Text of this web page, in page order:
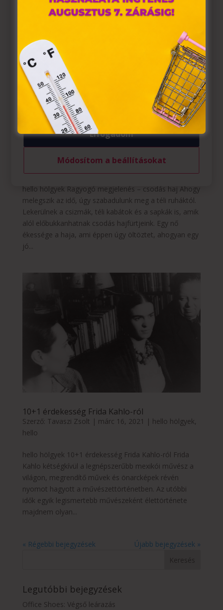
Ragyogó megjelenés – csodás haj
Tavaszi Zsolt márc 16, 2021 hello hölgyek
hello hölgyek Ragyogó megjelenés – csodás haj Ahogy
melegszik az idő, úgy szabadulunk meg a téli ruháktól.
Lekerülnek a csizmák, téli kabátok és a sapkák is, amik
alól előbukkanhatnak csodás hajfürtjeink. Egy nő
ékessége a haja, ami éppen úgy öltöztet, ahogyan egy
jó...
10+1 érdekesség Frida Kahlo-ról
Szerző: Tavaszi Zsolt | márc 16, 2021 | hello hölgyek,
hello
hello hölgyek 10+1 érdekesség Frida Kahlo-ról Frida
Kahlo kétségkívül a legnépszerűbb mexikói művész a
világon, megrendítő művek és önarcképek révén
nyomot hagyott a művészettörténetben. Az utóbbi
idők egyik legismertebb művészeként élettörténete
majdnem olyan...
« Régebbi bejegyzések Újabb bejegyzések »
Legutóbbi bejegyzések
Office Shoes: Végső leárazás
hozzájárulása szükséges.
A „sütiket" az elektronikus hírközlésről szóló 2003. évi C.
törvény, az elektronikus kereskedelmi szolgáltatások, az
információs társadalommal összefüggő szolgáltatások
egyes kérdéseiről szóló 2001. évi CVIII. törvény, valamint
az Európai Unió előírásainak megfelelően használjuk.
Azon weblapoknak, melyek az Európai Unió országain
belül működnek, a „sütik" használatához, és ezeknek a
felhasználó számítógépén vagy egyéb eszközén történő
tárolásához a felhasználók hozzájárulását kell kérniük.
Elfogadom
Módosítom a beállításokat